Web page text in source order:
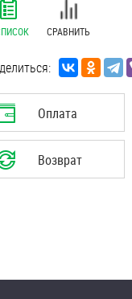
СРАВНИТЬ
Оплата
Возврат